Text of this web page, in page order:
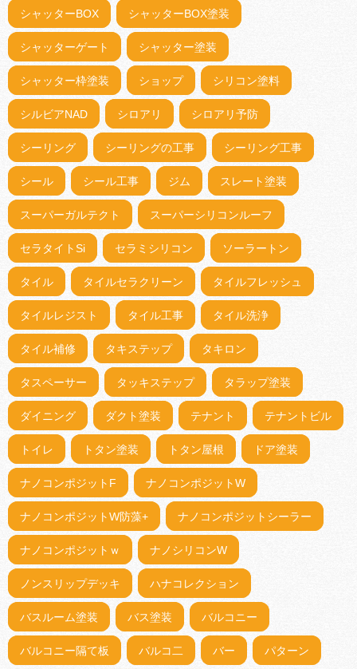
シャッターBOX シャッターBOX塗装
シャッターゲート シャッター塗装
シャッター枠塗装 ショップ シリコン塗料
シルビアNAD シロアリ シロアリ予防
シーリング シーリングの工事 シーリング工事
シール シール工事 ジム スレート塗装
スーパーガルテクト スーパーシリコンルーフ
セラタイトSi セラミシリコン ソーラートン
タイル タイルセラクリーン タイルフレッシュ
タイルレジスト タイル工事 タイル洗浄
タイル補修 タキステップ タキロン
タスペーサー タッキステップ タラップ塗装
ダイニング ダクト塗装 テナント テナントビル
トイレ トタン塗装 トタン屋根 ドア塗装
ナノコンポジットF ナノコンポジットW
ナノコンポジットW防藻+ ナノコンポジットシーラー
ナノコンポジットｗ ナノシリコンW
ノンスリップデッキ ハナコレクション
バスルーム塗装 バス塗装 バルコニー
バルコニー隔て板 バルコ二 バー パターン